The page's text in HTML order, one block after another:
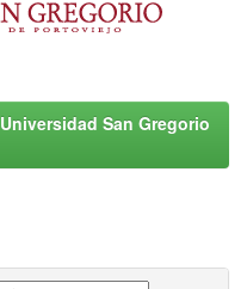
San Gregorio